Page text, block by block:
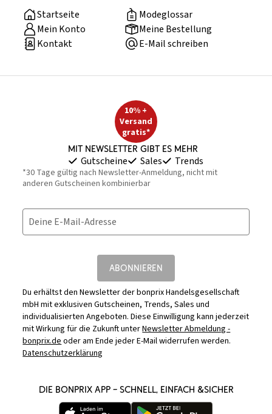
Startseite
Modeglossar
Mein Konto
Meine Bestellung
Kontakt
E-Mail schreiben
10% +
Versand
gratis*
Mit Newsletter gibt es mehr
Gutscheine Sales Trends
*30 Tage gültig nach Newsletter-Anmeldung, nicht mit
anderen Gutscheinen kombinierbar
Deine E-Mail-Adresse
ABONNIEREN
Du erhältst den Newsletter der bonprix Handelsgesellschaft
mbH mit exklusiven Gutscheinen, Trends, Sales und
individualisierten Angeboten. Diese Einwilligung kann jederzeit
mit Wirkung für die Zukunft unterNewsletter Abmeldung -
bonprix.deoder am Ende jeder E-Mail widerrufen werden.
Datenschutzerklärung
DIE BONPRIX APP – SCHNELL, EINFACH &SICHER